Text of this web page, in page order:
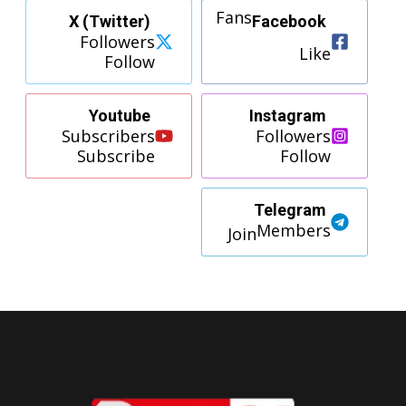
Facebook
Fans
Like
X (Twitter)
Followers
Follow
Instagram
Followers
Follow
Youtube
Subscribers
Subscribe
Telegram
Members
Join